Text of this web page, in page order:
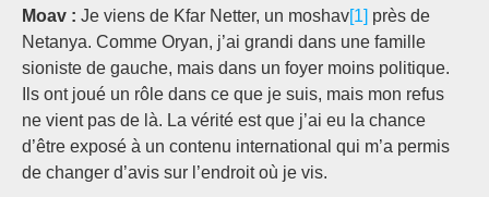
Moav : Je viens de Kfar Netter, un moshav[1] près de
Netanya. Comme Oryan, j’ai grandi dans une famille
sioniste de gauche, mais dans un foyer moins politique.
Ils ont joué un rôle dans ce que je suis, mais mon refus
ne vient pas de là. La vérité est que j’ai eu la chance
d’être exposé à un contenu international qui m’a permis
de changer d’avis sur l’endroit où je vis.